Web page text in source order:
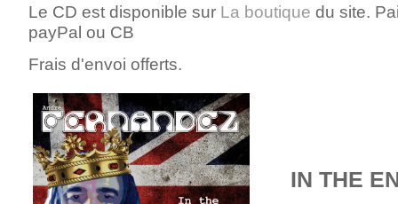
Le CD est disponible sur La boutique du site.
payPal ou CB
Frais d'envoi offerts.
IN THE